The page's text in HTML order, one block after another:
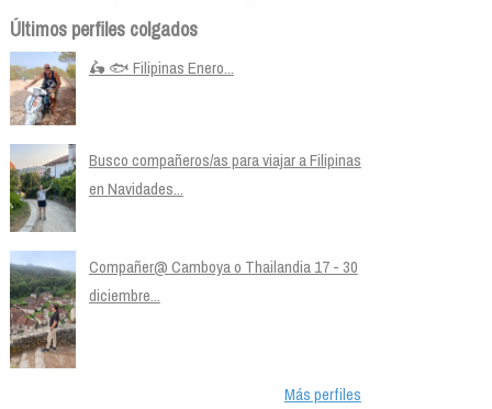
Últimos perfiles colgados
🛵 🐟 Filipinas Enero...
Busco compañeros/as para viajar a Filipinas
en Navidades...
Compañer@ Camboya o Thailandia 17 - 30
diciembre...
Más perfiles